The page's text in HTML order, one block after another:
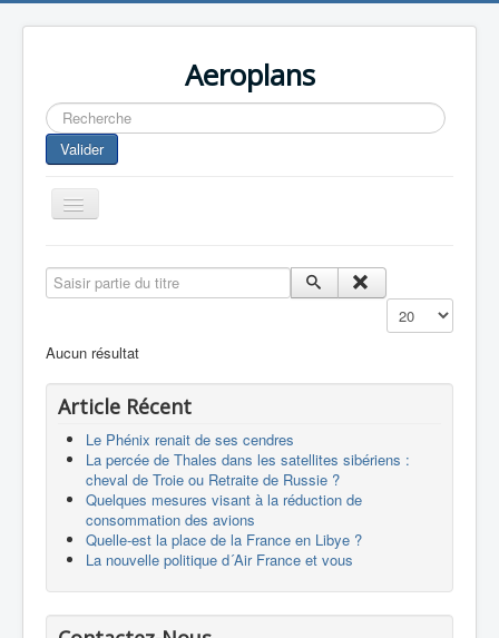
Aeroplans
Rechercher
Valider
Toggle
Navigation
Aviation Commerciale
Europespace
Drones
Saisir partie du titre
Affichage #
Aucun résultat
Article Récent
Le Phénix renait de ses cendres
La percée de Thales dans les satellites sibériens :
cheval de Troie ou Retraite de Russie ?
Quelques mesures visant à la réduction de
consommation des avions
Quelle-est la place de la France en Libye ?
La nouvelle politique d´Air France et vous